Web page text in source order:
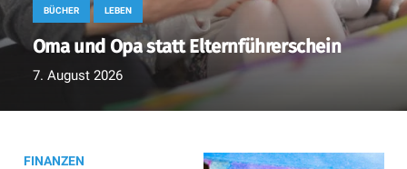
BÜCHER LEBEN
Oma und Opa statt Elternführerschein
7. August 2026
FINANZEN